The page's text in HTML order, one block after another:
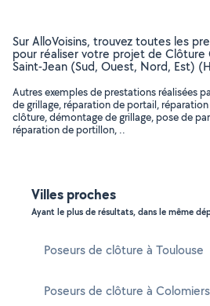
Sur AlloVoisins, trouvez toutes les
pour réaliser votre projet de Clôture
Saint-Jean (Sud, Ouest, Nord, Est)
Autres exemples de prestations réalisées
de grillage, réparation de portail,
clôture, démontage de grillage, pose de
réparation de portillon, ..
Villes proches
Ayant le plus de résultats, dans le même
Poseurs de clôture à Toulouse
Poseurs de clôture à Colomiers